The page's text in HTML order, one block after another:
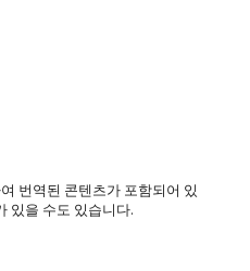
번역된 콘텐츠가 포함되어 있
있을 수도 있습니다.